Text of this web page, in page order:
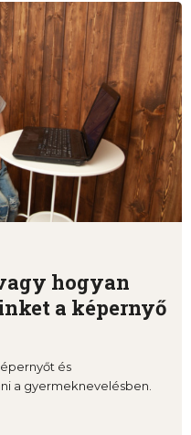
hogyan
a képernyő
és
a gyermeknevelésben.